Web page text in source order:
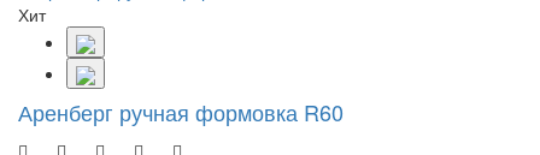
Хит
Аренберг ручная формовка R60